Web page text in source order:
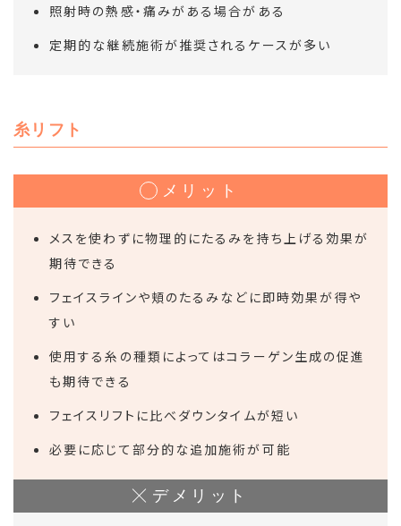
照射時の熱感・痛みがある場合がある
定期的な継続施術が推奨されるケースが多い
糸リフト
メリット
メスを使わずに物理的にたるみを持ち上げる効果が
期待できる
フェイスラインや頬のたるみなどに即時効果が得や
すい
使用する糸の種類によってはコラーゲン生成の促進
も期待できる
フェイスリフトに比べダウンタイムが短い
必要に応じて部分的な追加施術が可能
デメリット